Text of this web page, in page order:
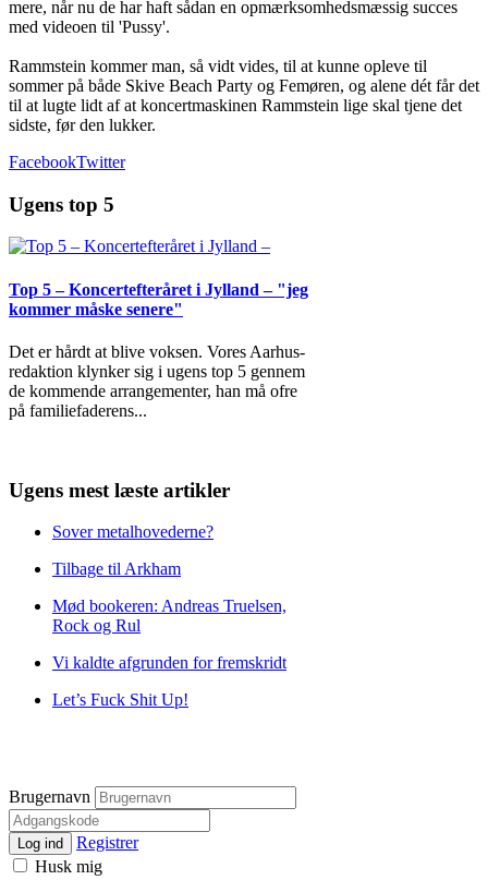
mere, når nu de har haft sådan en opmærksomhedsmæssig succes
med videoen til 'Pussy'.
Rammstein kommer man, så vidt vides, til at kunne opleve til
sommer på både Skive Beach Party og Femøren, og alene dét får det
til at lugte lidt af at koncertmaskinen Rammstein lige skal tjene det
sidste, før den lukker.
FacebookTwitter
Ugens top 5
Top 5 – Koncertefteråret i Jylland – "jeg
kommer måske senere"
Det er hårdt at blive voksen. Vores Aarhus-
redaktion klynker sig i ugens top 5 gennem
de kommende arrangementer, han må ofre
på familiefaderens...
Ugens mest læste artikler
Sover metalhovederne?
Tilbage til Arkham
Mød bookeren: Andreas Truelsen,
Rock og Rul
Vi kaldte afgrunden for fremskridt
Let’s Fuck Shit Up!
Brugernavn
Log ind
Registrer
Husk mig